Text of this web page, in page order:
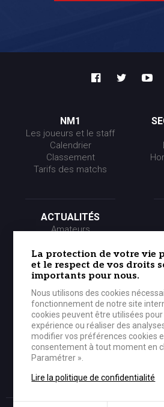
NM1
Les joueurs et le staff
Calendrier
Classement
Tarifs des matchs
ACTUALITÉS
Amateurs
Presse
Partenaires
LE CLUB
Historique
Organigramme
BOUTIQUE OFFICIELLE
La protection de votre vie
et le respect de vos droits
importants pour nous.
Nous utilisons des cookies
fonctionnement de notre site
cookies peuvent être utilisées
expérience ou réaliser des
modifier vos préférences cookies
consentement à tout moment en
Paramétrer ».
Lire la politique de confidentialité